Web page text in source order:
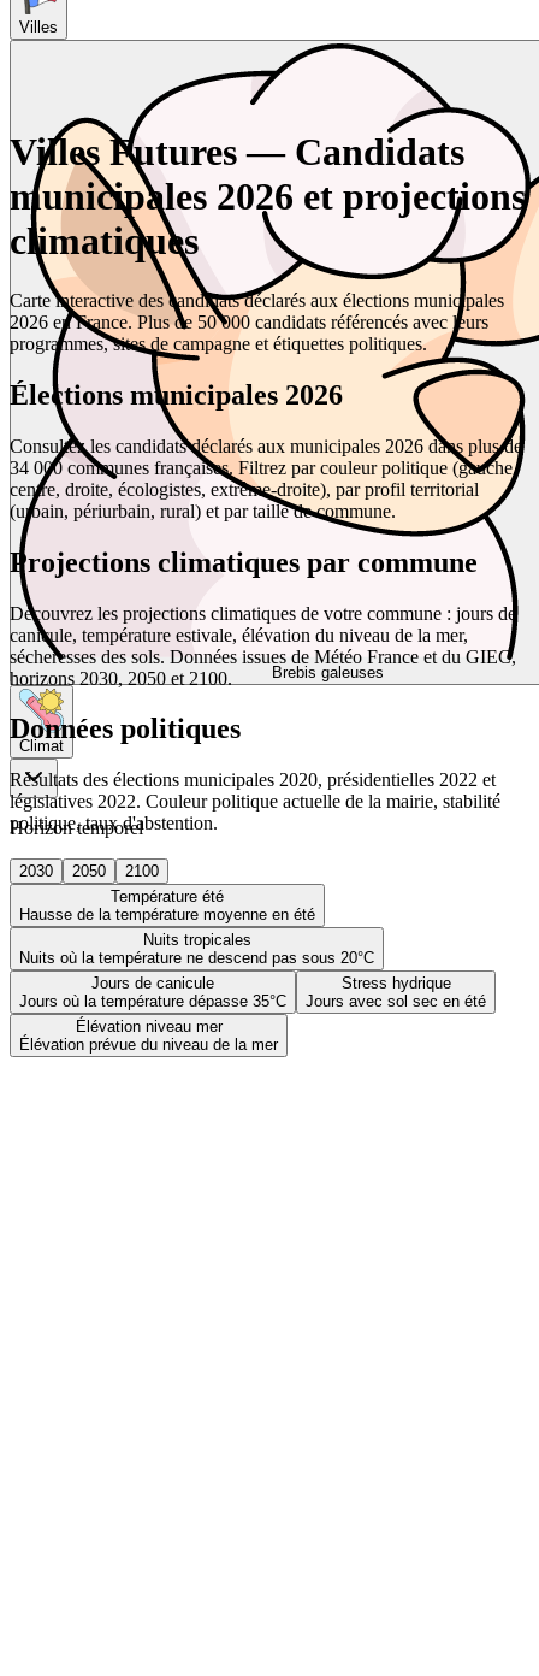
Villes
Brebis galeuses
Climat
Horizon temporel
2030 2050
2100
Température été
Hausse de la température moyenne en été
Nuits tropicales
Nuits où la température ne descend pas sous 20°C
Jours de canicule
Jours où la température dépasse 35°C
Stress hydrique
Jours avec sol sec en été
Élévation niveau mer
Élévation prévue du niveau de la mer
Villes Futures — Candidats
municipales 2026 et projections
climatiques
Carte interactive des candidats déclarés aux élections municipales
2026 en France. Plus de 50 000 candidats référencés avec leurs
programmes, sites de campagne et étiquettes politiques.
Élections municipales 2026
Consultez les candidats déclarés aux municipales 2026 dans plus de
34 000 communes françaises. Filtrez par couleur politique (gauche,
centre, droite, écologistes, extrême-droite), par profil territorial
(urbain, périurbain, rural) et par taille de commune.
Projections climatiques par commune
Découvrez les projections climatiques de votre commune : jours de
canicule, température estivale, élévation du niveau de la mer,
sécheresses des sols. Données issues de Météo France et du GIEC,
horizons 2030, 2050 et 2100.
Données politiques
Résultats des élections municipales 2020, présidentielles 2022 et
législatives 2022. Couleur politique actuelle de la mairie, stabilité
politique, taux d'abstention.